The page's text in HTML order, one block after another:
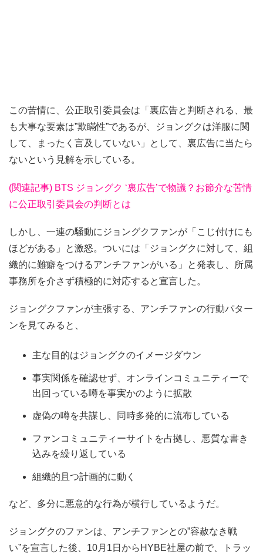
この苦情に、公正取引委員会は「裏広告と判断される、最
も大事な要素は”欺瞞性”であるが、ジョングクは洋服に関
して、まったく言及していない」として、裏広告に当たら
ないという見解を示している。
(関連記事) BTS ジョングク ‘裏広告’で物議？お節介な苦情
に公正取引委員会の判断とは
しかし、一連の騒動にジョングクファンが「こじ付けにも
ほどがある」と激怒。ついには「ジョングクに対して、組
織的に難癖をつけるアンチファンがいる」と発表し、所属
事務所を介さず積極的に対応すると宣言した。
ジョングクファンが主張する、アンチファンの行動パター
ンを見てみると、
主な目的はジョングクのイメージダウン
事実関係を確認せず、オンラインコミュニティーで
出回っている噂を事実かのように拡散
虚偽の噂を共謀し、同時多発的に流布している
ファンコミュニティーサイトを占拠し、悪質な書き
込みを繰り返している
組織的且つ計画的に動く
など、多分に悪意的な行為が横行しているようだ。
ジョングクのファンは、アンチファンとの”容赦なき戦
い”を宣言した後、10月1日からHYBE社屋の前で、トラッ